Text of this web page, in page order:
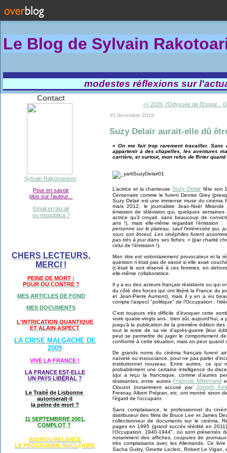
Le Blog de Sylvain Rakotoa
modestes réflexions sur
Contact
Sylvain Rakotoarison
Pour en savoir
plus sur l'auteur...
Email en tiscali
ou respublica ?
CHERS LECTEURS,
MERCI !
PEINE DE MORT :
POUR OU CONTRE ?
MES ARTICLES DE FOND
MES DOCUMENTS
L'INTRICATION QUANTIQUE
ET ALAIN ASPECT
LA CRISE MALGACHE DE
2009
VIVE LA FRANCE !
LA FRANCE EST-ELLE
UN PAYS LIBÉRAL ?
Le Traité de Lisbonne
autoriserait-il
la peine de mort ?
11 SEPTEMBRRE 2001,
COMPLOT ?
BAYROU RELANCE
LE PROGRAMME NUCLÉAIRE
<< 2020, l’Odyssée de l’Espoir...
30 décembre 2019
Suzy Delair aurait-elle dû
« On me fait trop rarement travailler.
appartenir à des chapelles, les aventures
carrière, et surtout, mon refus de flirter
L’actrice et la chanteuseSuzy Delairfête son
Centenaire comme le furent Denise Grey
Suzy Delair est une immense muse du cinéma
mars 2012, le journaliste Jean-Noël
émission de télévision qui, quelques
actrice qu’il croyait, sans beaucoup de
ans !), mais elle-même regardait l’émission :
personne sur le plateau, sauf l’intéressée qui,
sous son linceul. Les cinéphiles furent
pas très à jour dans ses fiches. » (par charité
celui de l’émission !).
Mon titre est volontairement provocateur et la
question n’était pas de savoir si elle avait
(c’était le sort réservé à ces femmes, en
elle-même collaboratrice.
Il y a eu des acteurs français résistants ou qui
du côté des forces qui ont libéré la France du
et Jean-Pierre Aumont), mais il y en a eu
compte l’aspect "politique" de l’Occupation :
C’est toujours très difficile d’évoquer cette
voire quatre-vingts ans : bien sûr, aujourd’hui,
jusqu’à la publication de la première édition des
tout le reste de sa vie d’après-guerre (leur
peut se permettre de juger le comportement
confronté à cette situation, mais on peut quand
De grands noms du cinéma français furent
naïveté ou insouciance, pour ne pas parler
institutionnel nouveau. Entre autres, ce qui
probablement une certaine intelligence du
(qui a reçu la francisque, comme d’autres
résistantes, entre autres François Mitterrand
Clouzot (notamment accusé par Joseph
Fresnay, Albert Préjean, etc. ont montré sinon
l’égard de l’occupant.
Sans complaisance, le professionnel du
distributeur des films de Bruce Lee et James
collectionneur de documents sur le cinéma,
pages en 1995 (grand succès réédité en
l’Occupation, 1940-1944", où sont présentés
notamment des affiches, coupures de
très complaisants avec les Allemands. Ce
Sacha Guitry, Ginette Leclerc, Robert Le Vigan,